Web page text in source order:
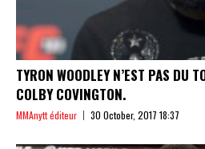
TYRON WOODLEY N’EST PAS DU
COLBY COVINGTON.
MMAnytt éditeur 30 October, 2017 18:37